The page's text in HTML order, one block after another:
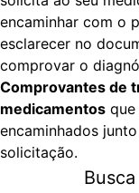
encaminhar com o
esclarecer no
comprovar o
Comprovantes de
medicamentos
encaminhados
solicitação.
Busca